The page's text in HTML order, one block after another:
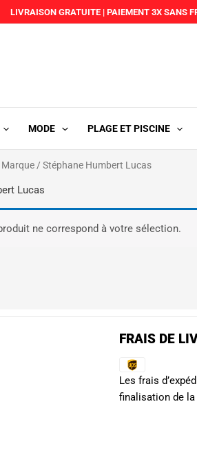
LIVRAISON GRATUITE | PAIEMENT 3X SANS
MODE PLAGE ET PISCINE
/ Stéphane Humbert Lucas
Lucas
ne correspond à votre sélection.
FRAIS DE
Les frais
finalisation de la